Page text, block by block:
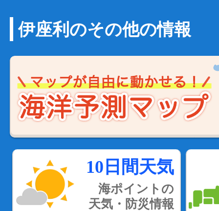
伊座利のその他の情報
10日間天気
海ポイントの
天気・防災情報